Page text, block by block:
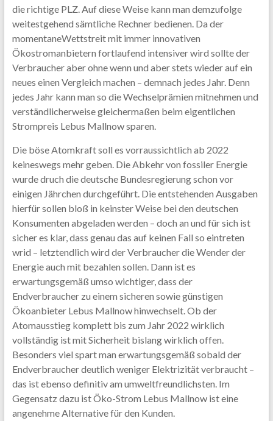
die richtige PLZ. Auf diese Weise kann man demzufolge
weitestgehend sämtliche Rechner bedienen. Da der
momentaneWettstreit mit immer innovativen
Ökostromanbietern fortlaufend intensiver wird sollte der
Verbraucher aber ohne wenn und aber stets wieder auf ein
neues einen Vergleich machen – demnach jedes Jahr. Denn
jedes Jahr kann man so die Wechselprämien mitnehmen und
verständlicherweise gleichermaßen beim eigentlichen
Strompreis Lebus Mallnow sparen.
Die böse Atomkraft soll es vorraussichtlich ab 2022
keineswegs mehr geben. Die Abkehr von fossiler Energie
wurde druch die deutsche Bundesregierung schon vor
einigen Jährchen durchgeführt. Die entstehenden Ausgaben
hierfür sollen bloß in keinster Weise bei den deutschen
Konsumenten abgeladen werden – doch an und für sich ist
sicher es klar, dass genau das auf keinen Fall so eintreten
wrid – letztendlich wird der Verbraucher die Wender der
Energie auch mit bezahlen sollen. Dann ist es
erwartungsgemäß umso wichtiger, dass der
Endverbraucher zu einem sicheren sowie günstigen
Ökoanbieter Lebus Mallnow hinwechselt. Ob der
Atomausstieg komplett bis zum Jahr 2022 wirklich
vollständig ist mit Sicherheit bislang wirklich offen.
Besonders viel spart man erwartungsgemäß sobald der
Endverbraucher deutlich weniger Elektrizität verbraucht –
das ist ebenso definitiv am umweltfreundlichsten. Im
Gegensatz dazu ist Öko-Strom Lebus Mallnow ist eine
angenehme Alternative für den Kunden.